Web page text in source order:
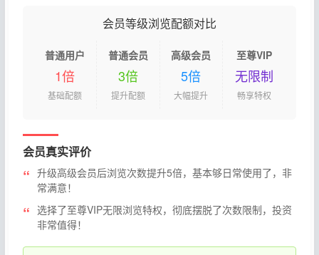
会员等级浏览配额对比
普通用户
1倍
基础配额
普通会员
3倍
提升配额
高级会员
5倍
大幅提升
至尊VIP
无限制
畅享特权
会员真实评价
升级高级会员后浏览次数提升5倍，基本够日常使用了，非
常满意！
选择了至尊VIP无限浏览特权，彻底摆脱了次数限制，投资
非常值得！